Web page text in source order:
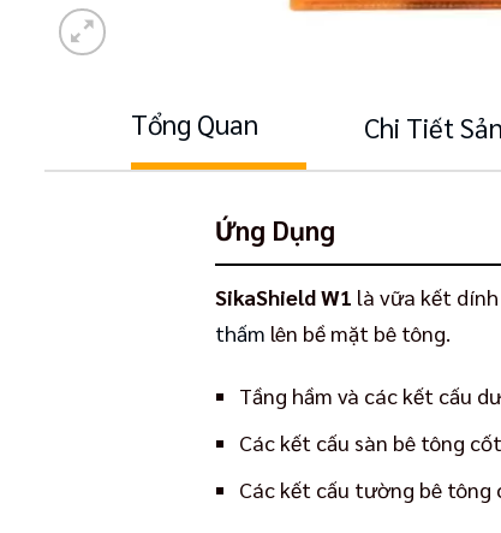
Tổng Quan Chi Tiết
Ứng Dụng
SikaShield W1 là vữa kết
thấm lên bề mặt bê tông.
Tầng hầm và các kết cấu
Các kết cấu sàn bê tông
Các kết cấu tường bê tông